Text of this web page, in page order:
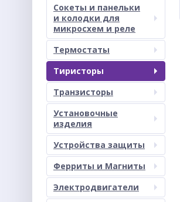
Сокеты и панельки
и колодки для
микросхем и реле
Термостаты
Тиристоры
Транзисторы
Установочные
изделия
Устройства защиты
Ферриты и Магниты
Электродвигатели